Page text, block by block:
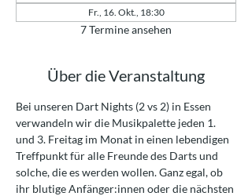
Fr., 16. Okt., 18:30
7 Termine ansehen
Über die Veranstaltung
Bei unseren Dart Nights (2 vs 2) in Essen
verwandeln wir die Musikpalette jeden 1.
und 3. Freitag im Monat in einen lebendigen
Treffpunkt für alle Freunde des Darts und
solche, die es werden wollen. Ganz egal, ob
ihr blutige Anfänger:innen oder die nächsten